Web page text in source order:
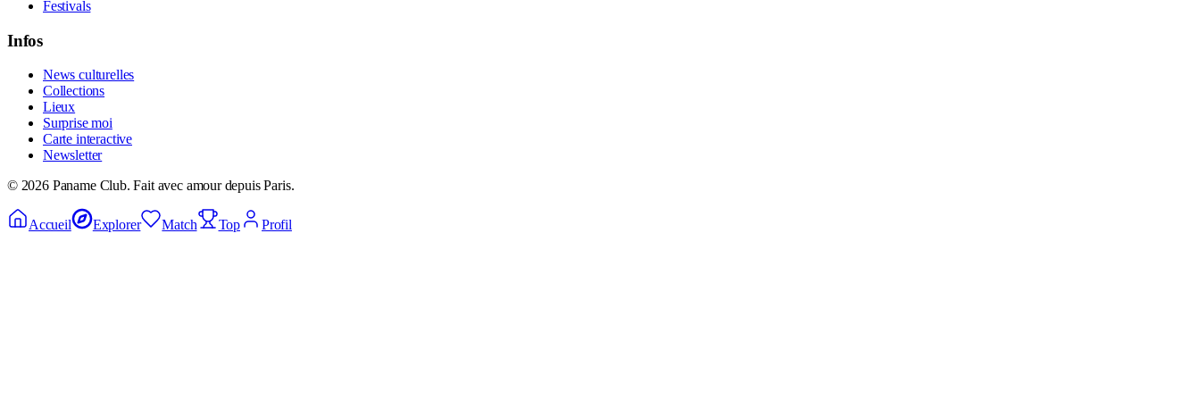
Festivals
Infos
News culturelles
Collections
Lieux
Surprise moi
Carte interactive
Newsletter
© 2026Paname Club. Fait avec amour depuis Paris.
Accueil Explorer Match Top Profil